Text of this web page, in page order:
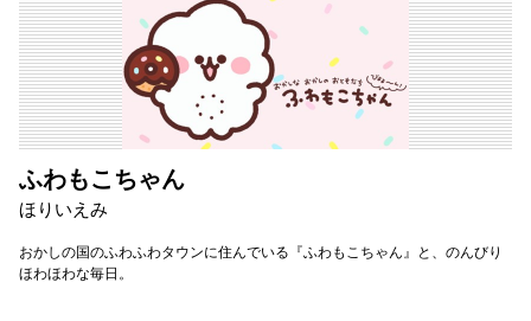
ふわもこちゃん
ほりいえみ
おかしの国のふわふわタウンに住んでいる『ふわもこちゃん』と、のんびり
ほわほわな毎日。